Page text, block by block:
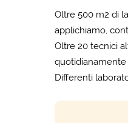
Oltre 500 m2 di
applichiamo,
Oltre 20 tecnici
quotidianamente
Differenti